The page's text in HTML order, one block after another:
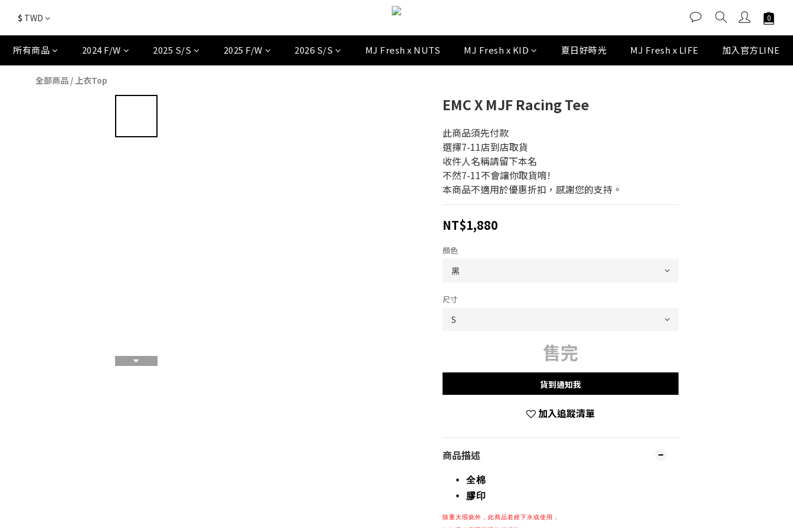
$ TWD
所有商品 2024 F/W 2025 S/S 2025 F/W 2026 S/S MJ Fresh x NUTS MJ Fresh x KID 夏日好時光 MJ Fresh x LIFE 加入官方LINE
全部商品 / 上衣Top
EMC X MJF Racing Tee
此商品須先付款
選擇7-11店到店取貨
收件人名稱請留下本名
不然7-11不會讓你取貨唷!
本商品不適用於優惠折扣，感謝您的支持。
NT$1,880
顏色
尺寸
售完
貨到通知我
加入追蹤清單
商品描述
全棉
膠印
除重大瑕疵外， 此商品若經下水或使用，